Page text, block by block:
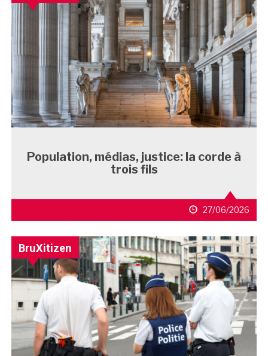
Population, médias, justice: la corde à
trois fils
27/06/2026
BruXitizen